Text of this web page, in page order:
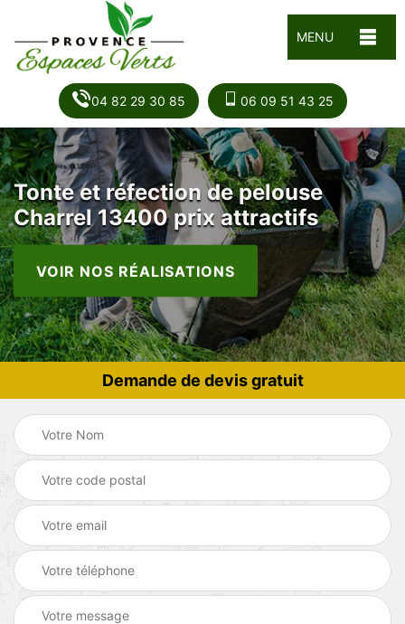
MENU
04 82 29 30 85 06 09 51 43 25
Tonte et réfection de pelouse
Charrel 13400 prix attractifs
VOIR NOS RÉALISATIONS
Demande de devis gratuit